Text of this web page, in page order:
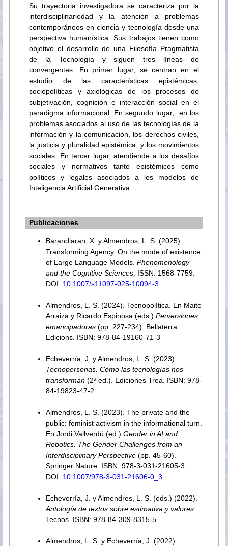
Su trayectoria investigadora se caracteriza por la
interdisciplinariedad y la atención a problemas
contemporáneos en ciencia y tecnología desde una
perspectiva humanística. Sus trabajos tienen como
objetivo el desarrollo de una Filosofía Pragmatista
de la Tecnología y siguen tres líneas de
convergentes. En primer lugar, se centran en el
estudio de las características epistémicas,
sociopolíticas y axiológicas de los procesos de
subjetivación, cognición e interacción social en el
paradigma informacional. En segundo lugar, en los
problemas asociados al uso de las tecnologías de la
información y la comunicación, los derechos civiles,
la justicia y pluralidad epistémica, y los movimientos
sociales. En tercer lugar, atendiende a los desafíos
sociales y normativos tanto epistémicos como
políticos y legales asociados a los modelos de
Inteligencia Artificial Generativa.
Publicaciones
Barandiaran, X. y Almendros, L. S. (2025).
Transforming Agency. On the mode of existence
of Large Language Models.Phenomenology
and the Cognitive Sciences . ISSN: 1568-7759.
DOI: 10.1007/s11097-025-10094-3
Almendros, L. S. (2024). Tecnopolítica. En Maite
Arraiza y Ricardo Espinosa (eds.) Perversiones
emancipadoras (pp. 227-234). Bellaterra
Edicions. ISBN: 978-84-19160-71-3
Echeverría, J. y Almendros, L. S. (2023).
Tecnopersonas. Cómo las tecnologías nos
transforman(2ª ed.). Ediciones Trea. ISBN: 978-
84-19823-47-2
Almendros, L. S. (2023). The private and the
public: feminist activism in the informational turn.
En Jordi Vallverdú (ed.)Gender in AI and
Robotics. The Gender Challenges from an
Interdisciplinary Perspective(pp. 45-60).
Springer Nature. ISBN: 978-3-031-21605-3.
DOI: 10.1007/978-3-031-21606-0_3
Echeverría, J. y Almendros, L. S. (eds.) (2022).
Antología de textos sobre estimativa y valores
Tecnos. ISBN: 978-84-309-8315-5
Almendros, L. S. y Echeverría, J. (2022).